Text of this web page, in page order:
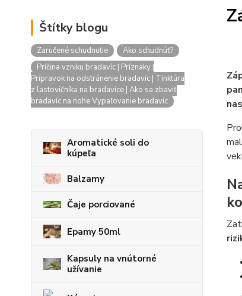
Štítky blogu
Zaručené schudnutie
Ako schudnúť?
Príčina vzniku bradavíc | Príznaky |
Prípravok na odstránenie bradavíc | Tinktúra
z lastovičníka na bradavice | Ako sa zbaviť
bradavíc na nohe Vypaľovanie bradavíc
Aromatické soli do
kúpeľa
Balzamy
Čaje porciované
Epamy 50ml
Kapsuly na vnútorné
užívanie